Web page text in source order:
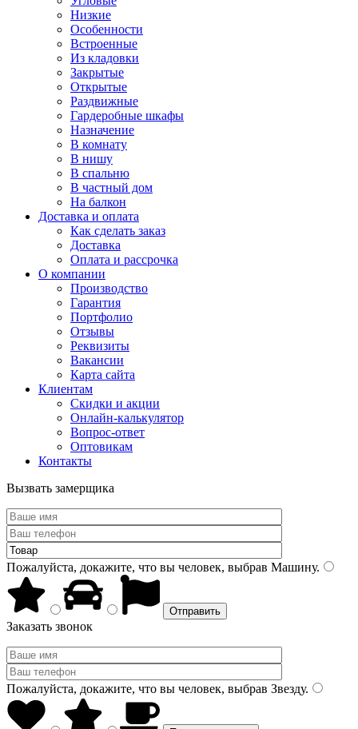
Низкие
Особенности
Встроенные
Из кладовки
Закрытые
Открытые
Раздвижные
Гардеробные шкафы
Назначение
В комнату
В нишу
В спальню
В частный дом
На балкон
Доставка и оплата
Как сделать заказ
Доставка
Оплата и рассрочка
О компании
Производство
Гарантия
Портфолио
Отзывы
Реквизиты
Вакансии
Карта сайта
Клиентам
Скидки и акции
Онлайн-калькулятор
Вопрос-ответ
Оптовикам
Контакты
Вызвать замерщика
Пожалуйста, докажите, что вы человек, выбрав Машину.
Заказать звонок
Пожалуйста, докажите, что вы человек, выбрав Звезду.